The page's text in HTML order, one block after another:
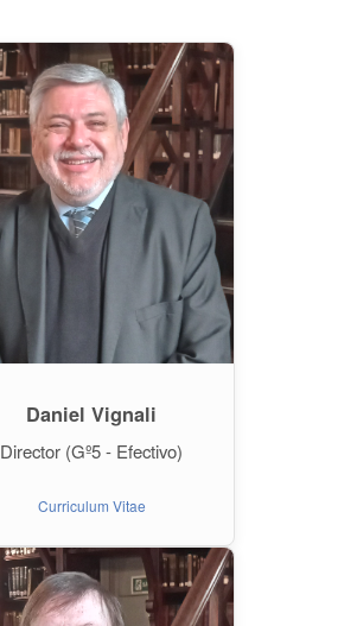
Daniel Vignali
Director (Gº5 - Efectivo)
Curriculum Vitae